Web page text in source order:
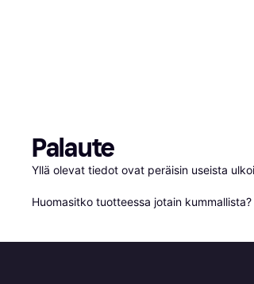
Palaute
Yllä olevat tiedot ovat peräisin useista
Huomasitko tuotteessa jotain kummallista?